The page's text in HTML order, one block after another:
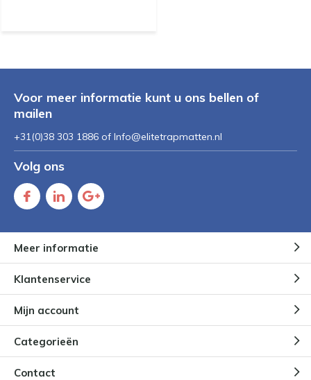
Voor meer informatie kunt u ons bellen of
mailen
+31(0)38 303 1886 of Info@elitetrapmatten.nl
Volg ons
Meer informatie
Klantenservice
Mijn account
Categorieën
Contact